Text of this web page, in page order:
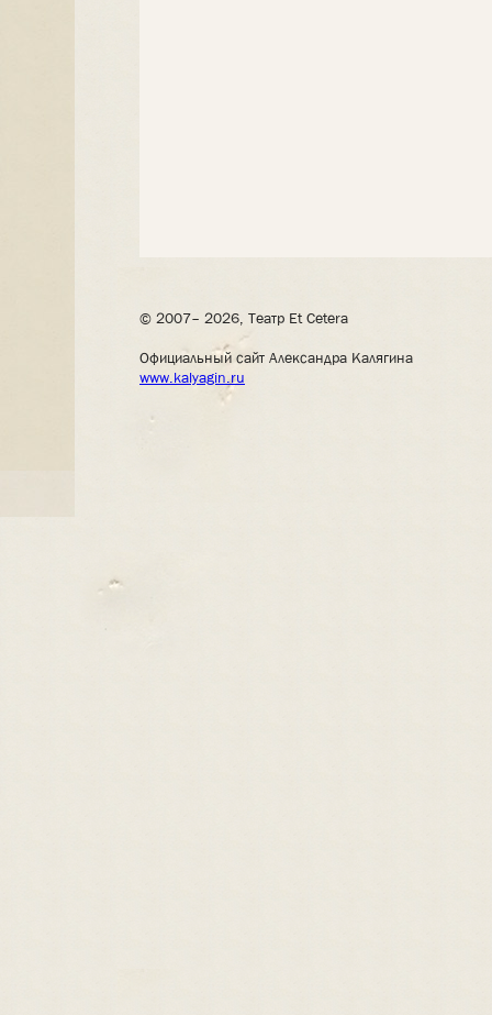
© 2007– 2026, Театр Et Cetera
Официальный сайт Александра Калягина
www.kalyagin.ru